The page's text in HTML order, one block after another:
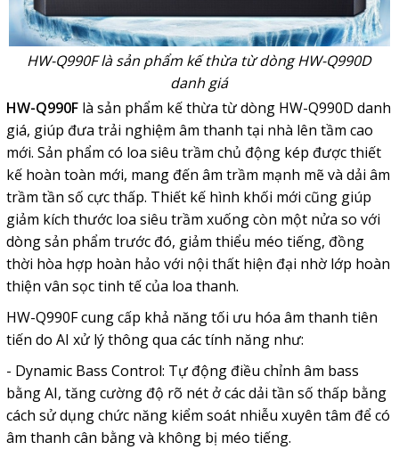
HW-Q990F là sản phẩm kế thừa từ dòng HW-Q990D
danh giá
HW-Q990Flà sản phẩm kế thừa từ dòng HW-Q990D danh
giá, giúp đưa trải nghiệm âm thanh tại nhà lên tầm cao
mới. Sản phẩm có loa siêu trầm chủ động kép được thiết
kế hoàn toàn mới, mang đến âm trầm mạnh mẽ và dải âm
trầm tần số cực thấp. Thiết kế hình khối mới cũng giúp
giảm kích thước loa siêu trầm xuống còn một nửa so với
dòng sản phẩm trước đó, giảm thiểu méo tiếng, đồng
thời hòa hợp hoàn hảo với nội thất hiện đại nhờ lớp hoàn
thiện vân sọc tinh tế của loa thanh.
HW-Q990F cung cấp khả năng tối ưu hóa âm thanh tiên
tiến do AI xử lý thông qua các tính năng như:
- Dynamic Bass Control: Tự động điều chỉnh âm bass
bằng AI, tăng cường độ rõ nét ở các dải tần số thấp bằng
cách sử dụng chức năng kiểm soát nhiễu xuyên tâm để có
âm thanh cân bằng và không bị méo tiếng.